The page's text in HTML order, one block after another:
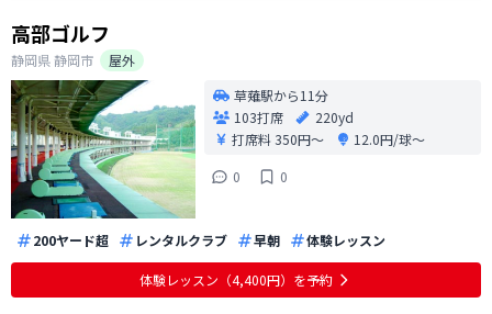
高部ゴルフ
静岡県静岡市
屋外
草薙駅から11分
103打席
220yd
打席料350円〜
12.0円/球〜
0
0
200ヤード超 レンタルクラブ 早朝 体験レッスン
体験レッスン（4,400円）を予約